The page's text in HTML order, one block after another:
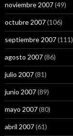
noviembre 2007(49)
octubre 2007(106)
septiembre 2007(111)
agosto 2007(86)
julio 2007(81)
junio 2007(89)
mayo 2007(80)
abril 2007(61)